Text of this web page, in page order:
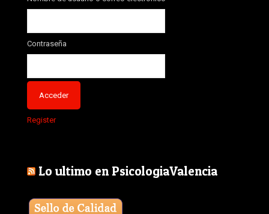
Contraseña
Register
Lo ultimo en PsicologiaValencia